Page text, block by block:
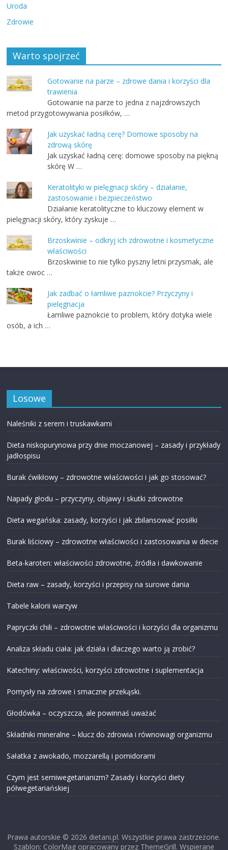
Uroda
Zdrowie
Warto spojrzeć
Gotowanie na parze – zdrowe dania i korzyści dla
trawienia
Gotowanie na parze to jedna z najzdrowszych
metod przygotowywania posiłków, …
Jak uzyskać ładną cerę? Domowe sposoby na
zdrową skórę
Jak uzyskać ładną cerę: domowe sposoby na piękną
skórę W …
Keratolityki w pielęgnacji skóry – działanie,
zastosowanie i bezpieczeństwo
Działanie keratolityczne to kluczowy element w
pielęgnacji skóry, który zyskuje …
Brzoskwinie – odkryj ich zdrowotne i kosmetyczne
właściwości
Brzoskwinie to nie tylko pyszny letni przysmak, ale
także owoc …
Jak zadbać o łamliwe paznokcie? Przyczyny i
pielęgnacja
Łamliwe paznokcie to problem, który dotyka wiele
osób, a ich …
Losowe
Naleśniki z serem i truskawkami
Dieta niskopurynowa przy dnie moczanowej – zasady i przykłady
jadłospisu
Burak ćwikłowy – zdrowotne właściwości i jak go stosować?
Napady głodu – przyczyny, objawy i skutki zdrowotne
Dieta wegańska: zasady, korzyści i jak zbilansować posiłki
Burak liściowy – zdrowotne właściwości i zastosowania w diecie
Beta-karoten: właściwości zdrowotne, źródła i dawkowanie
Dieta raw – zasady, korzyści i przepisy na surowe dania
Tabele kalorii warzyw
Papryczki chili – zdrowotne właściwości i korzyści dla organizmu
Analiza składu ciała: jak działa i dlaczego warto ją zrobić?
Katechiny: właściwości, korzyści zdrowotne i suplementacja
Pomysły na zdrowe i smaczne przekąski.
Głodówka – oczyszcza, ale powinnaś uważać
Składniki mineralne – klucz do zdrowia i równowagi organizmu
Sałatka z awokado, mozzarellą i pomidorami
Czym jest semiwegetarianizm? Zasady i korzyści diety
półwegetariańskiej
Prawa autorskie © 2026 dietani.pl. Wszystkie prawa zastrzeżone.
Szablon: ColorMag opracowany przez ThemeGrill. Wspierane